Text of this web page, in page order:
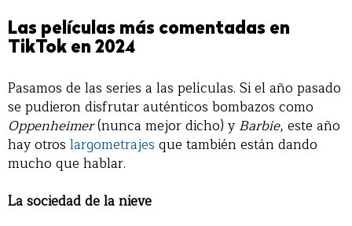
Las películas más comentadas en
TikTok en 2024
Pasamos de las series a las películas. Si el año pasado
se pudieron disfrutar auténticos bombazos como
Oppenheimer(nunca mejor dicho) y Barbie, este año
hay otros largometrajes que también están dando
mucho que hablar.
La sociedad de la nieve